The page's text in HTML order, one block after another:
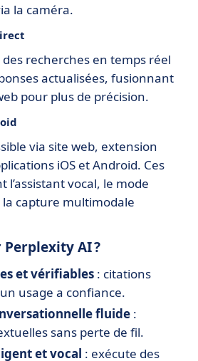
la caméra.
recherches en temps réel
actualisées, fusionnant
pour plus de précision.
via site web, extension
iOS et Android. Ces
l’assistant vocal, le mode
capture multimodale
AI ?
et vérifiables : citations
usage a confiance.
fluide :
sans perte de fil.
et vocal : exécute des